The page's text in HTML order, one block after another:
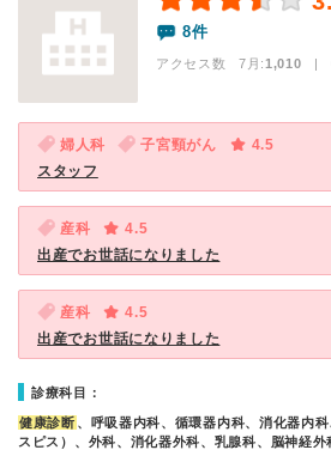
8件
アクセス数 7月:1,010 |
婦人科 子宮頸がん
4.5
スタッフ
産科
4.5
出産でお世話になりました
産科
4.5
出産でお世話になりました
診療科目：
健康診断 、呼吸器内科、循環器内科、消化器内
スピス）、外科、消化器外科、乳腺科、脳神経